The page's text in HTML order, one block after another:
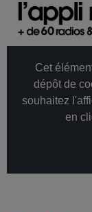
Cet
dépôt de
souhaitez
en